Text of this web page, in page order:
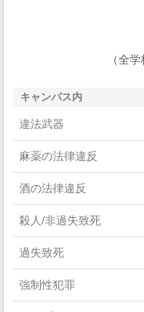
Health Professions And
Education
Computer And
Liberal Arts And
Multi/Interdisciplinary
Theology And Religious
（全
キャンパス内
違法武器
麻薬の法律違反
酒の法律違反
殺人/非過失致死
過失致死
強制性犯罪